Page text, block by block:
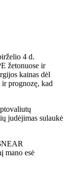
4 d.
žetonuose ir
kainas dėl
prognozę, kad
judėjimas sulaukė
mano esė